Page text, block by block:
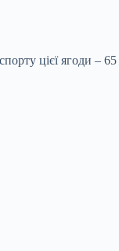
цієї ягоди – 65